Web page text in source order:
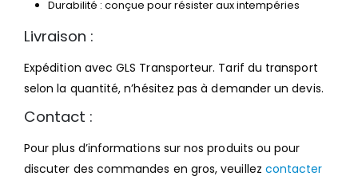
Durabilité : conçue pour résister aux intempéries
Livraison :
Expédition avec GLS Transporteur. Tarif du transport
selon la quantité, n’hésitez pas à demander un devis.
Contact :
Pour plus d’informations sur nos produits ou pour
discuter des commandes en gros, veuillez contacter